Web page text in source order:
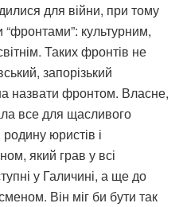
для війни, при тому
культурним,
Таких фронтів не
запорізький
назвати фронтом. Власне,
все для щасливого
юристів і
який грав у всі
у Галичині, а ще до
Він міг би бути так